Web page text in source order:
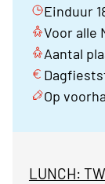
Einduur
Voor alle
Aantal
Op
LUNCH: